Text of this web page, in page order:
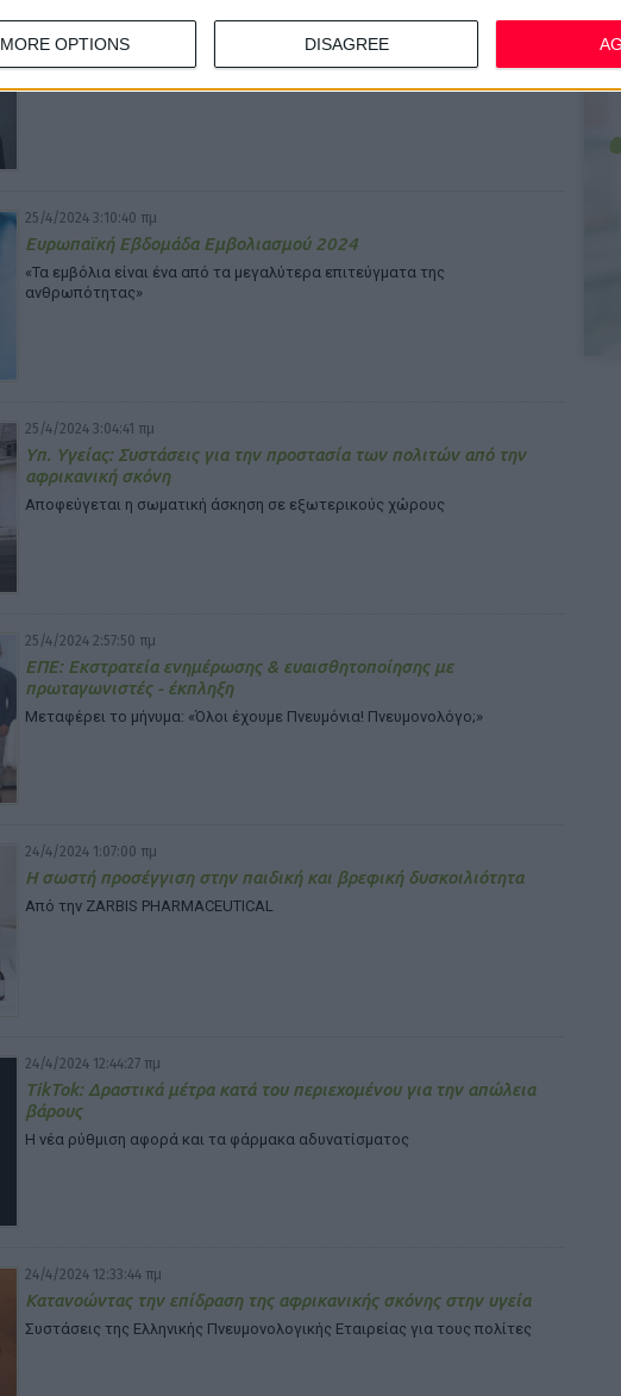
MORE OPTIONS DISAGREE
κλινικές μελέτες
25/4/2024 3:10:40 πμ
Ευρωπαϊκή Εβδομάδα Εμβολιασμού 2024
«Τα εμβόλια είναι ένα από τα μεγαλύτερα επιτεύγματα της
ανθρωπότητας»
25/4/2024 3:04:41 πμ
Υπ. Υγείας: Συστάσεις για την προστασία των πολιτών από την
αφρικανική σκόνη
Αποφεύγεται η σωματική άσκηση σε εξωτερικούς χώρους
25/4/2024 2:57:50 πμ
ΕΠΕ: Εκστρατεία ενημέρωσης & ευαισθητοποίησης με
πρωταγωνιστές - έκπληξη
Μεταφέρει το μήνυμα: «Όλοι έχουμε Πνευμόνια! Πνευμονολόγο;»
24/4/2024 1:07:00 πμ
Η σωστή προσέγγιση στην παιδική και βρεφική δυσκοιλιότητα
Από την ZARBIS PHARMACEUTICAL
24/4/2024 12:44:27 πμ
TikTok: Δραστικά μέτρα κατά του περιεχομένου για την απώλεια
βάρους
Η νέα ρύθμιση αφορά και τα φάρμακα αδυνατίσματος
24/4/2024 12:33:44 πμ
Κατανοώντας την επίδραση της αφρικανικής σκόνης στην υγεία
Συστάσεις της Ελληνικής Πνευμονολογικής Εταιρείας για τους πολίτες